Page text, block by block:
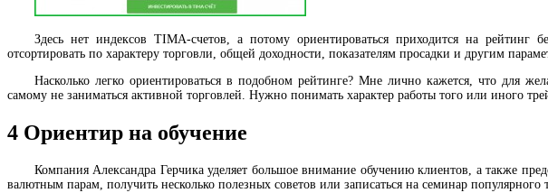
Здесь нет индексов TIMA-счетов, а потому ориентироваться приходится на рейтинг
отсортировать по характеру торговли, общей доходности, показателям просадки и другим
Насколько легко ориентироваться в подобном рейтинге? Мне лично кажется, что для
самому не заниматься активной торговлей. Нужно понимать характер работы того или иного
4 Ориентир на обучение
Компания Александра Герчика уделяет большое внимание обучению клиентов, а также
валютным парам, получить несколько полезных советов или записаться на семинар популярного